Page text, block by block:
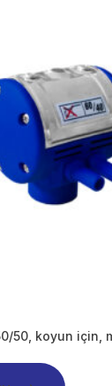
50, koyun için,